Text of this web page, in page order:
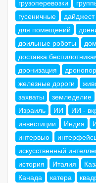
грузоперевозки
гусеничные
дайджест
для помещений
доильные роботы
дом
доставка
дронизация
железные дороги
захваты
земледелие
Израиль
ИИ ИИ -
инвестиции
Индия
интервью
искусственный
история
Италия
Канада
катера